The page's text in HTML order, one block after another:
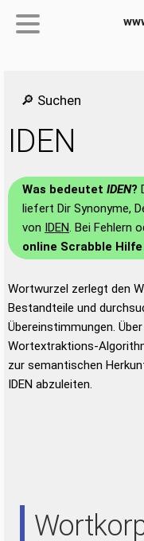
🔎 Suchen
IDEN
Was bedeutet IDEN?
liefert Dir Synonyme,
von IDEN. Bei Fehlern
online Scrabble Hilfe
Wortwurzel zerlegt den
Bestandteile und
Übereinstimmungen.
Wortextraktions-
zur semantischen
IDEN abzuleiten.